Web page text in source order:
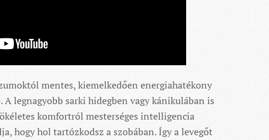
mentes, kiemelkedően energiahatékony
A legnagyobb sarki hidegben vagy kánikulában is
komfortról mesterséges intelligencia
hogy hol tartózkodsz a szobában. Így a levegőt